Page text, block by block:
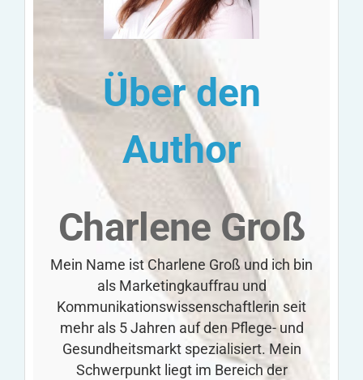
Über den
Author
Charlene Groß
Mein Name ist Charlene Groß und ich bin
als Marketingkauffrau und
Kommunikationswissenschaftlerin seit
mehr als 5 Jahren auf den Pflege- und
Gesundheitsmarkt spezialisiert. Mein
Schwerpunkt liegt im Bereich der